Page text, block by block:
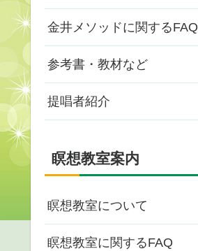
金井メソッドに関するFAQ
参考書・教材など
提唱者紹介
瞑想教室案内
瞑想教室について
瞑想教室に関するFAQ